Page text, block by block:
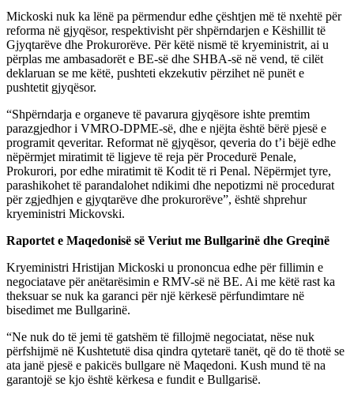
Mickoski nuk ka lënë pa përmendur edhe çështjen më të nxehtë për
reforma në gjyqësor, respektivisht për shpërndarjen e Këshillit të
Gjyqtarëve dhe Prokurorëve. Për këtë nismë të kryeministrit, ai u
përplas me ambasadorët e BE-së dhe SHBA-së në vend, të cilët
deklaruan se me këtë, pushteti ekzekutiv përzihet në punët e
pushtetit gjyqësor.
“Shpërndarja e organeve të pavarura gjyqësore ishte premtim
parazgjedhor i VMRO-DPME-së, dhe e njëjta është bërë pjesë e
programit qeveritar. Reformat në gjyqësor, qeveria do t’i bëjë edhe
nëpërmjet miratimit të ligjeve të reja për Procedurë Penale,
Prokurori, por edhe miratimit të Kodit të ri Penal. Nëpërmjet tyre,
parashikohet të parandalohet ndikimi dhe nepotizmi në procedurat
për zgjedhjen e gjyqtarëve dhe prokurorëve”, është shprehur
kryeministri Mickovski.
Raportet e Maqedonisë së Veriut me Bullgarinë dhe Greqinë
Kryeministri Hristijan Mickoski u prononcua edhe për fillimin e
negociatave për anëtarësimin e RMV-së në BE. Ai me këtë rast ka
theksuar se nuk ka garanci për një kërkesë përfundimtare në
bisedimet me Bullgarinë.
“Ne nuk do të jemi të gatshëm të fillojmë negociatat, nëse nuk
përfshijmë në Kushtetutë disa qindra qytetarë tanët, që do të thotë se
ata janë pjesë e pakicës bullgare në Maqedoni. Kush mund të na
garantojë se kjo është kërkesa e fundit e Bullgarisë.